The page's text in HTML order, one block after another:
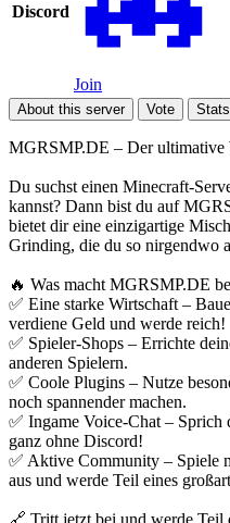
Discord
Join
About this server Vote Stats
MGRSMP.DE – Der ultimative
Du suchst einen Minecraft-
kannst? Dann bist du auf
bietet dir eine einzigartige
Grinding, die du so nirgendwo
🔥 Was macht MGRSMP.DE
✅ Eine starke Wirtschaft –
verdiene Geld und werde reich!
✅ Spieler-Shops – Errichte
anderen Spielern.
✅ Coole Plugins – Nutze
noch spannender machen.
✅ Ingame Voice-Chat –
ganz ohne Discord!
✅ Aktive Community – Spiele
aus und werde Teil eines
🔗 Tritt jetzt bei und werde Teil